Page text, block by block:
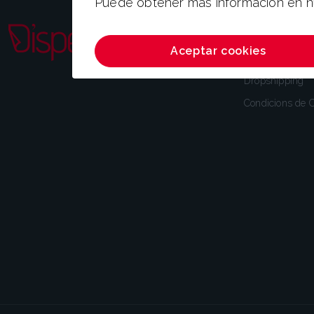
Benvingut
Dropshipping
Condicions de
Aceptar cookies